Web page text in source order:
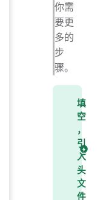
你需
要更
多的
步
骤。
填
空
，
引
入
头
文
件